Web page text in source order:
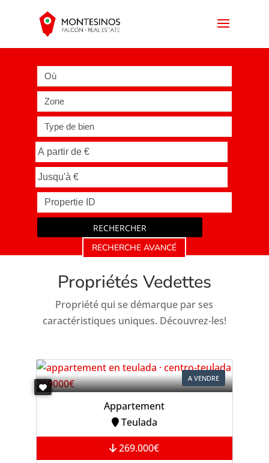
Où
Zone
Type de bien
RECHERCHER
RECHERCHE AVANCÉ
Propriétés Vedettes
Propriété qui se démarque par ses
caractéristiques uniques. Découvrez-les!
A VENDRE
Appartement
Teulada
269.000€